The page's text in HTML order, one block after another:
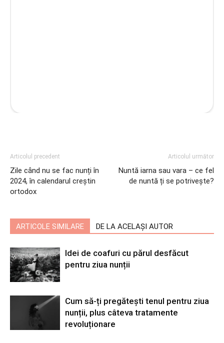
Articolul precedent
Zile când nu se fac nunți în
2024, în calendarul creștin
ortodox
Articolul următor
Nuntă iarna sau vara – ce fel
de nuntă ți se potrivește?
ARTICOLE SIMILARE DE LA ACELAȘI AUTOR
Idei de coafuri cu părul desfăcut
pentru ziua nunții
Cum să-ți pregătești tenul pentru ziua
nunții, plus câteva tratamente
revoluționare